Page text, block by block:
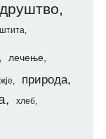
друштво
лечење
природа
хлеб